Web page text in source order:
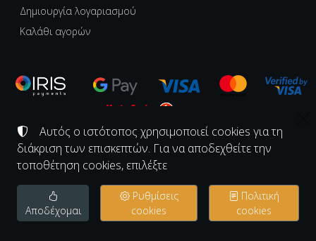
Δημιουργία λογαριασμού
Καλάθι αγορών
©2008-2026 ΕΡΓΑΣΤΗΡΙΟ ΚΟΝΑΚΙ - KONAKI.GR
Αριθμός ΓΕΜΗ: 139997726000
Όροι χρήσης
Πολιτική απορρήτου
Ρυθμίσεις cookies
TORUS website
Αυτός ο ιστότοπος χρησιμοποιεί cookies για τη
διάκριση των επισκεπτών. Για να αποδεχθείτε την
τοποθέτηση cookies, επιλέξτε
Αποδέχομαι
Ρυθμίσεις
cookies
Πολιτική
cookies